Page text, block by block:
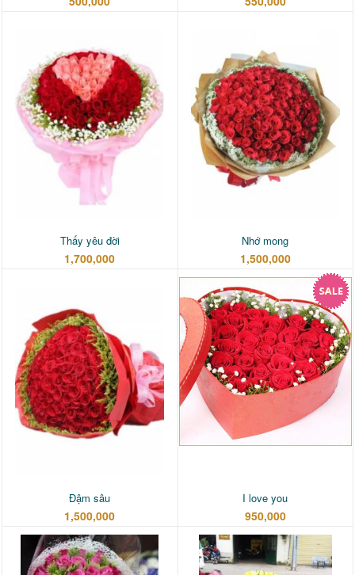
Thấy yêu đời
1,700,000
Nhớ mong
1,500,000
Đậm sâu
1,500,000
I love you
950,000